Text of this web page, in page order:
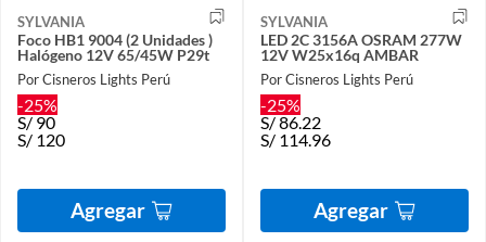
SYLVANIA
Foco HB1 9004 (2 Unidades )
Halógeno 12V 65/45W P29t
Por Cisneros Lights Perú
-25%
S/90
S/ 120
Agregar
SYLVANIA
LED 2C 3156A OSRAM 277W
12V W25x16q AMBAR
Por Cisneros Lights Perú
-25%
S/86.22
S/ 114.96
Agregar